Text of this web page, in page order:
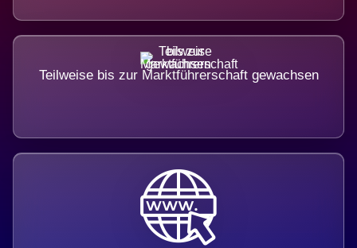
Teilweise bis zur Marktführerschaft gewachsen